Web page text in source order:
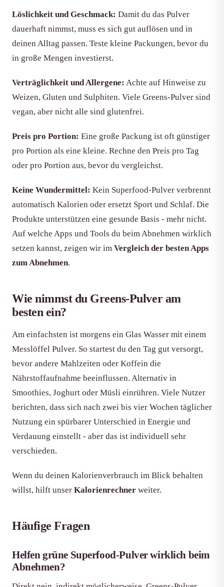
Löslichkeit und Geschmack: Damit du das Pulver
dauerhaft nimmst, muss es sich gut auflösen und in
deinen Alltag passen. Teste kleine Packungen, bevor du
in große Mengen investierst.
Verträglichkeit und Allergene: Achte auf Hinweise zu
Weizen, Gluten und Sulphiten. Viele Greens-Pulver sind
vegan, aber nicht alle sind glutenfrei.
Preis pro Portion: Eine große Packung ist oft günstiger
pro Portion als eine kleine. Rechne den Preis pro Tag
oder pro Portion aus, bevor du vergleichst.
Keine Wundermittel: Kein Superfood-Pulver verbrennt
automatisch Kalorien oder ersetzt Sport und Schlaf. Die
Produkte unterstützen eine gesunde Basis - mehr nicht.
Auf welche Apps und Tools du beim Abnehmen wirklich
setzen kannst, zeigen wir im Vergleich der besten Apps
zum Abnehmen.
Wie nimmst du Greens-Pulver am
besten ein?
Am einfachsten ist morgens ein Glas Wasser mit einem
Messlöffel Pulver. So startest du den Tag gut versorgt,
bevor andere Mahlzeiten oder Koffein die
Nährstoffaufnahme beeinflussen. Alternativ in
Smoothies, Joghurt oder Müsli einrühren. Viele Nutzer
berichten, dass sich nach zwei bis vier Wochen täglicher
Nutzung ein spürbarer Unterschied in Energie und
Verdauung einstellt - aber das ist individuell sehr
verschieden.
Wenn du deinen Kalorienverbrauch im Blick behalten
willst, hilft unser Kalorienrechner weiter.
Häufige Fragen
Helfen grüne Superfood-Pulver wirklich beim
Abnehmen?